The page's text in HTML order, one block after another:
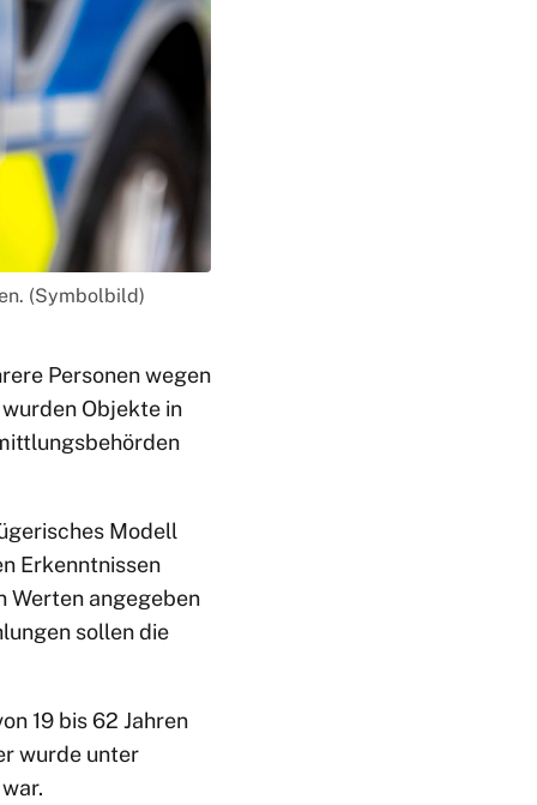
(Symbolbild)
Personen wegen
Objekte in
Modell
Erkenntnissen
Werten angegeben
sollen die
19 bis 62 Jahren
wurde unter